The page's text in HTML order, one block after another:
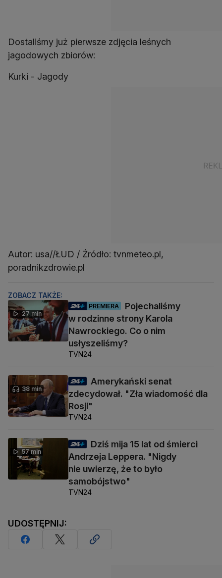
Dostaliśmy już pierwsze zdjęcia leśnych
jagodowych zbiorów:
Kurki - Jagody
Autor: usa//ŁUD / Źródło: tvnmeteo.pl,
poradnikzdrowie.pl
ZOBACZ TAKŻE:
27 min
PREMIERA
Pojechaliśmy
w rodzinne strony Karola
Nawrockiego. Co o nim
usłyszeliśmy?
TVN24
38 min
Amerykański senat
zdecydował. "Zła wiadomość dla
Rosji"
TVN24
57 min
Dziś mija 15 lat od śmierci
Andrzeja Leppera. "Nigdy
nie uwierzę, że to było
samobójstwo"
TVN24
UDOSTĘPNIJ: